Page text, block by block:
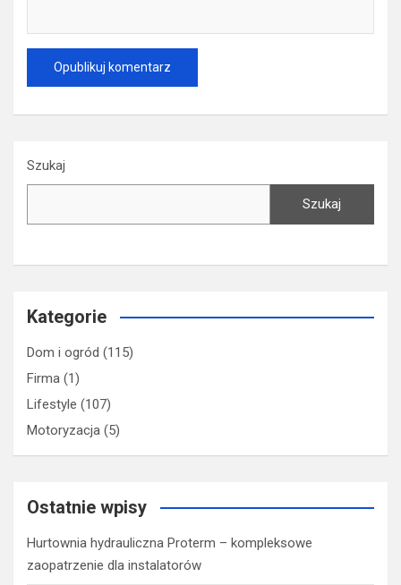
Szukaj
Szukaj
Kategorie
Dom i ogród (115)
Firma (1)
Lifestyle (107)
Motoryzacja (5)
Ostatnie wpisy
Hurtownia hydrauliczna Proterm – kompleksowe
zaopatrzenie dla instalatorów